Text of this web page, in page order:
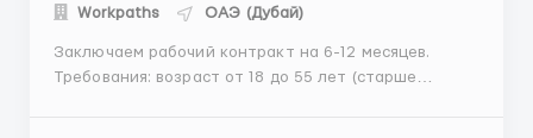
Workрaths ОАЭ (Дубай)
Заключаем рабочий контракт на 6-12 месяцев.
Требования: возраст от 18 до 55 лет (старше